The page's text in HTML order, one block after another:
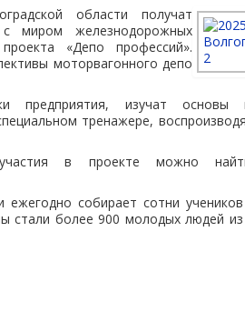
области получат
с миром железнодорожных
«Депо профессий».
моторвагонного депо
предприятия, изучат основы
тренажере,
в проекте можно
ежегодно собирает сотни
стали более 900 молодых людей